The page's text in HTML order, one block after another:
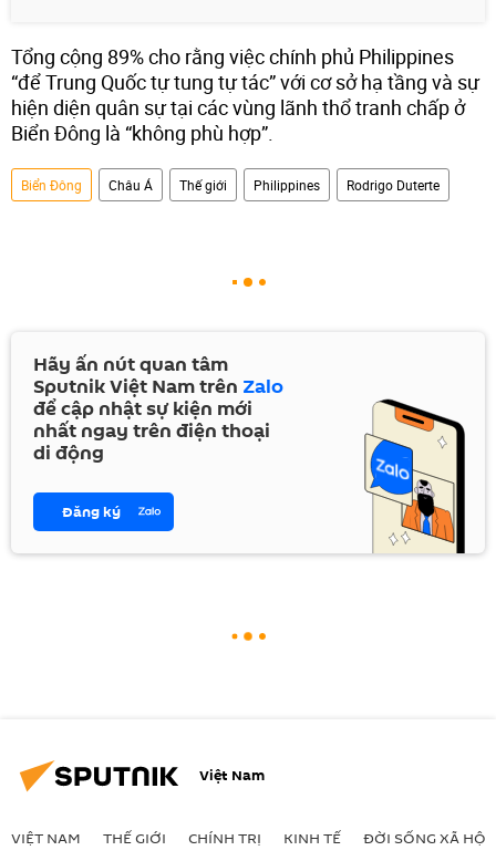
Tổng cộng 89% cho rằng việc chính phủ Philippines
“để Trung Quốc tự tung tự tác” với cơ sở hạ tầng và sự
hiện diện quân sự tại các vùng lãnh thổ tranh chấp ở
Biển Đông là “không phù hợp”.
Biển Đông Châu Á Thế giới Philippines Rodrigo Duterte
Hãy ấn nút quan tâm
Sputnik Việt Nam trên Zalo
để cập nhật sự kiện mới
nhất ngay trên điện thoại
di động
Đăng ký
Việt Nam
VIỆT NAM THẾ GIỚI CHÍNH TRỊ KINH TẾ ĐỜI SỐNG XÃ HỘI